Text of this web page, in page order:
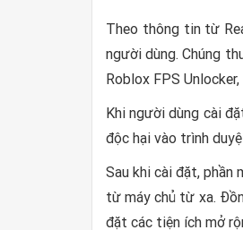
Theo thông tin từ
người dùng. Chúng
Roblox FPS
Khi người dùng cài
độc hại vào trình
Sau khi cài đặt,
từ máy chủ từ xa.
đặt các tiện ích mở